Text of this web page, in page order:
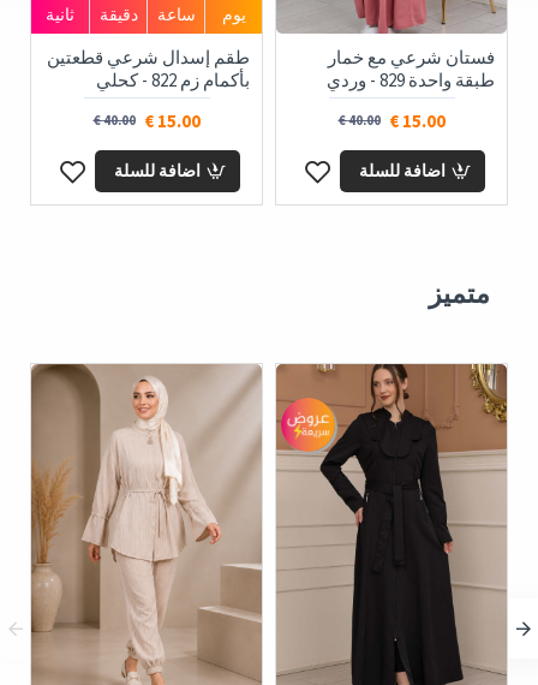
فستان شرعي مع خمار
طبقة واحدة 829 - وردي
15.00 €
40.00 €
اضافة للسلة
يوم ساعة دقيقة ثانية
طقم إسدال شرعي قطعتين
بأكمام زم 822 - كحلي
15.00 €
40.00 €
اضافة للسلة
متميز